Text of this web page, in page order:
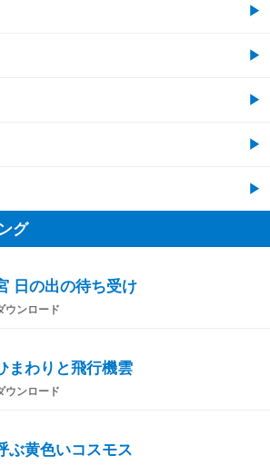
グ
日の出の待ち受け
ウンロード
まわりと飛行機雲
ウンロード
ぶ黄色いコスモス